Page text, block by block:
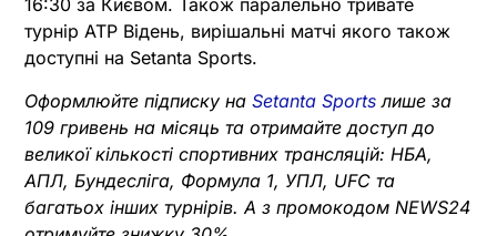
16:30 за Києвом. Також паралельно тривате
турнір ATP Відень, вирішальні матчі якого також
доступні на Setanta Sports.
Оформлюйте підписку на Setanta Sports лише за
109 гривень на місяць та отримайте доступ до
великої кількості спортивних трансляцій: НБА,
АПЛ, Бундесліга, Формула 1, УПЛ, UFC та
багатьох інших турнірів. А з промокодом NEWS24